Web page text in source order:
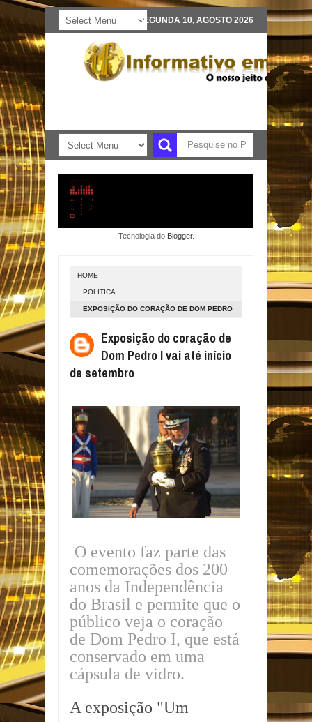
SEGUNDA 10, AGOSTO 2026
Tecnologia do Blogger.
HOME
POLITICA
EXPOSIÇÃO DO CORAÇÃO DE DOM PEDRO
Exposição do coração de
Dom Pedro I vai até início
de setembro
O evento faz parte das
comemorações dos 200
anos da Independência
do Brasil e permite que o
público veja o coração
de Dom Pedro I, que está
conservado em uma
cápsula de vidro.
A exposição "Um